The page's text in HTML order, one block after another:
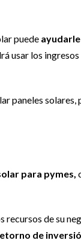
puede
usar los
paneles solares,
para pymes,
recursos de su
de